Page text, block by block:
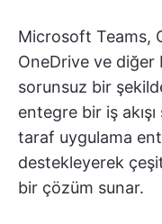
Microsoft Teams,
OneDrive ve diğer
sorunsuz bir
entegre bir iş
taraf uygulama
destekleyerek
bir çözüm sunar.